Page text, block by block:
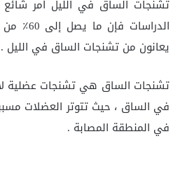
تشنجات الساق في الليل أمر
يعانون من تشنجات الساق في الليل .
تشنجات الساق هي تشنجات عضلية
في الساق ، حيث تتوتر العضلات
في المنطقة المصابة .